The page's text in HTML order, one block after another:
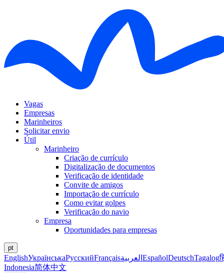
Vagas
Empresas
Marinheiros
Solicitar envio
Útil
Marinheiro
Criação de currículo
Digitalização de documentos
Verificação de identidade
Convite de amigos
Importação de currículo
Como evitar golpes
Verificação do navio
Empresa
Oportunidades para empresas
pt
EnglishУкраїнськаРусскийFrançaisالعربية EspañolDeutschTagalog
Indonesia简体中文